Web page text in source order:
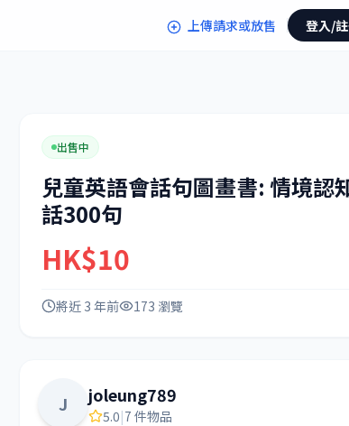
上傳請求或放售 登入/
出售中
兒童英語會話句圖畫書: 情境認
話300句
HK$10
將近 3 年前 173 瀏覽
J joleung789
5.0|7 件物品